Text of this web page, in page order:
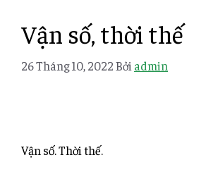
Vận số, thời thế
26 Tháng 10, 2022Bởi admin
Vận số. Thời thế.